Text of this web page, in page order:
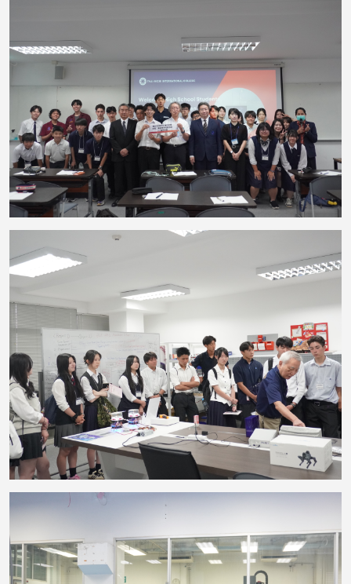
รู้ และพัฒนาความร่วมมือด้านการศึกษากับสถาบันและองค์กรจากประเทศญี่ปุ่น
อย่างต่อเนื่อง